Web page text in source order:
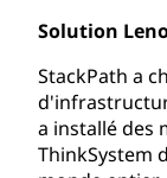
Solution
StackPath a
a installé des
ThinkSystem